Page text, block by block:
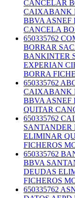
CANCELAR
CAIXABANK
BBVA ASNEF
CANCELA
650335762
BORRAR
BANKINTER
EXPERIAN
BORRA
650335762
CAIXABANK
BBVA ASNEF
QUITAR
650335762
SANTANDER
ELIMINAR
FICHEROS
650335762
BBVA
DEUDAS
FICHEROS
650335762